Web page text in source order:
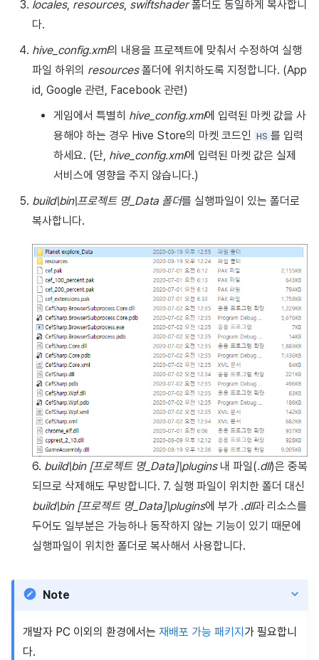
locales, resources, swiftshader폴더도 동일하게 복사합니
다.
hive_config.xml의 내용을 프로젝트에 맞춰서 수정하여 실행
파일 하위의 resources폴더에 위치하도록 지정합니다. (App
id, Google 관련, Facebook 관련)
게임에서 특별히 hive_config.xml에 입력된 마켓 값을 사
용해야 하는 경우 Hive Store의 마켓 코드인
HS 를 입력
하세요. (단, hive_config.xml에 입력된 마켓 값은 실제
서비스에 영향을 주지 않습니다.)
build\bin\프로젝트 명_Data 폴더를 실행파일이 있는 폴더로
복사합니다.
6. build\bin [프로젝트 명_Data]\plugins내 파일(.dll)은 중복
되므로 삭제해도 무방합니다. 7. 실행 파일이 위치한 폴더 대신
build\bin [프로젝트 명_Data]\plugins에 부가 .dll과 리소스를
두어도 일부분은 가능하나 동작하지 않는 기능이 있기 때문에
실행파일이 위치한 폴더로 복사해서 사용합니다.
Note
개발자 PC 이외의 환경에서는 재배포 가능 패키지 가 필요합니
다.